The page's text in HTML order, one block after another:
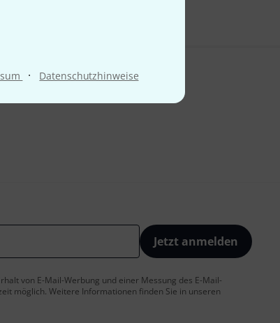
· Datenschutzhinweise
Jetzt anmelden
von E-Mail-Werbung und einer Messung des E-Mail-
möglich. Weitere Informationen finden Sie in unseren